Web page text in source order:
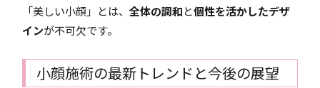
「美しい小顔」とは、全体の調和と個性を活かしたデザ
インが不可欠です。
小顔施術の最新トレンドと今後の展望